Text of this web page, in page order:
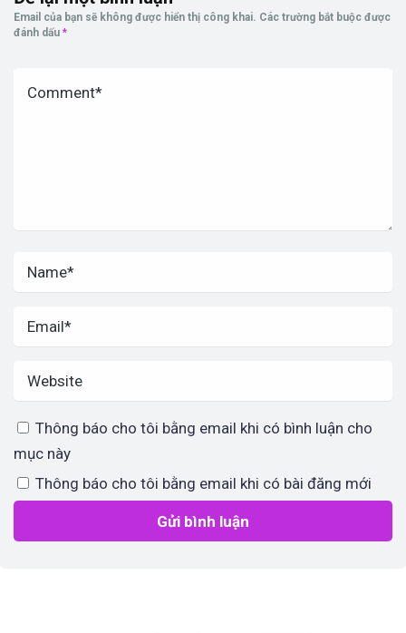
Email của bạn sẽ không được hiển thị công khai. Các trường bắt buộc được
đánh dấu *
Thông báo cho tôi bằng email khi có bình luận cho
mục này
Thông báo cho tôi bằng email khi có bài đăng mới